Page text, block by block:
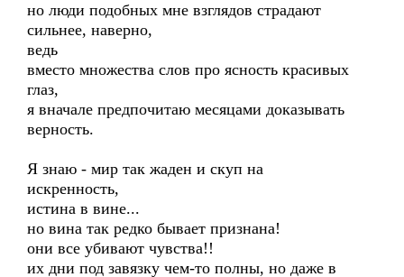
но люди подобных мне взглядов страдают
сильнее, наверно,
ведь
вместо множества слов про ясность красивых
глаз,
я вначале предпочитаю месяцами доказывать
верность.
Я знаю - мир так жаден и скуп на
искренность,
истина в вине...
но вина так редко бывает признана!
они все убивают чувства!!
их дни под завязку чем-то полны, но даже в